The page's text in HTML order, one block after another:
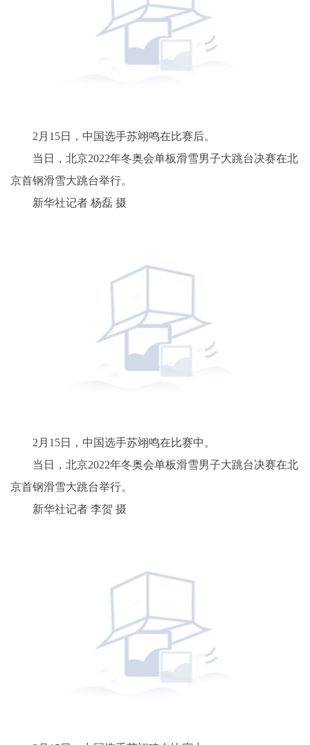
2月15日，中国选手苏翊鸣在比赛后。
当日，北京2022年冬奥会单板滑雪男子大跳台决赛在北
京首钢滑雪大跳台举行。
新华社记者 杨磊 摄
2月15日，中国选手苏翊鸣在比赛中。
当日，北京2022年冬奥会单板滑雪男子大跳台决赛在北
京首钢滑雪大跳台举行。
新华社记者 李贺 摄